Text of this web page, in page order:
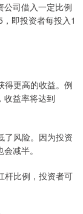
公司借入一定比例
即投资者每投入1
得更高的收益。例
收益率将达到
了风险。因为投资
减半。
杆比例，投资者可